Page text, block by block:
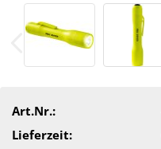
Art.Nr.:
Lieferzeit: